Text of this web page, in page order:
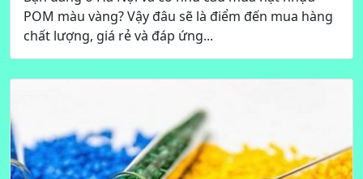
POM màu vàng? Vậy đâu sẽ là điểm đến mua hàng
chất lượng, giá rẻ và đáp ứng...